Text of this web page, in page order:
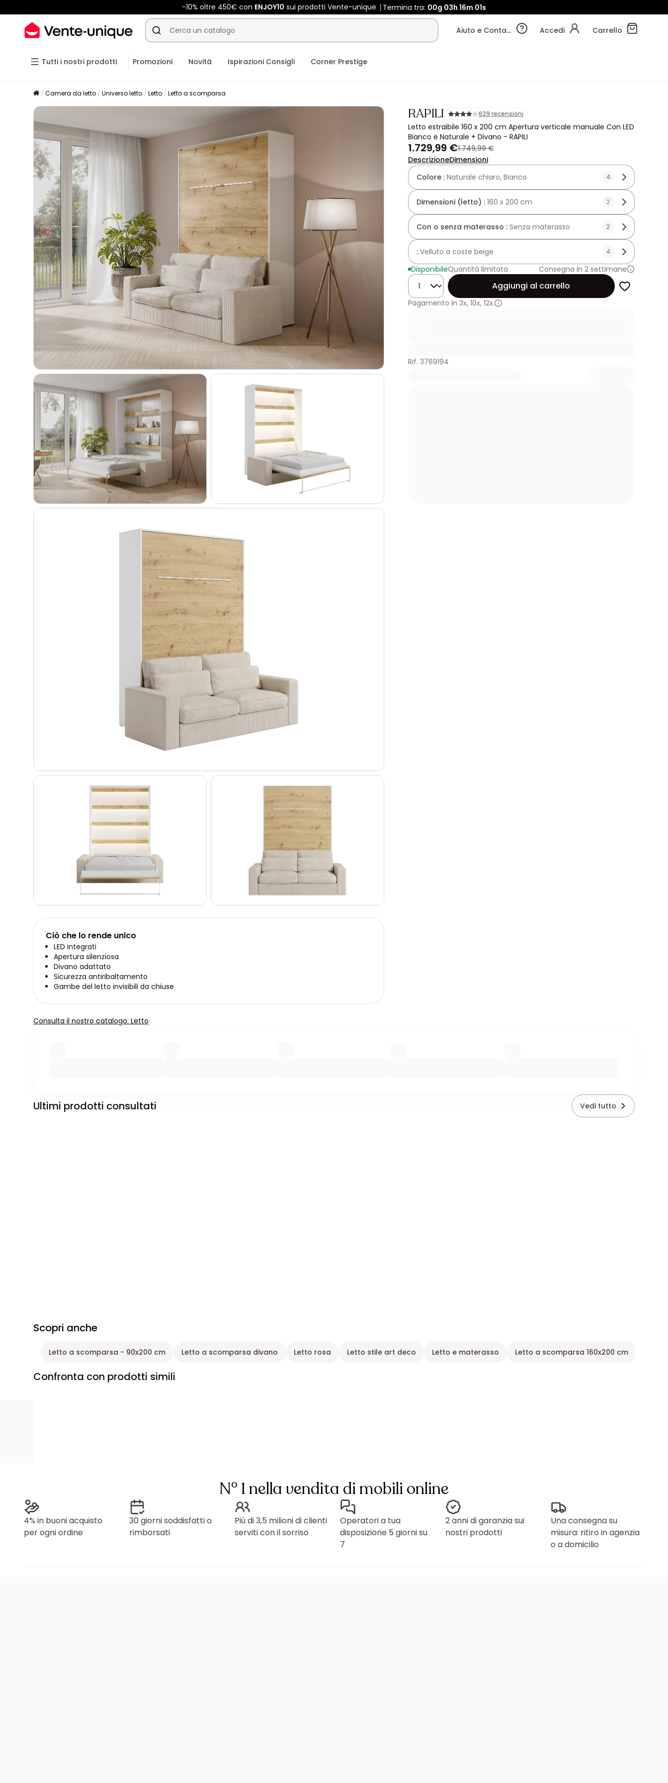
-10% oltre 450€ con ENJOY10sui prodotti Vente-unique Termina tra: 00g 03h 15m 59s
Aiuto e Contatti Accedi Carrello
Tutti i nostri prodotti Promozioni Novità Ispirazioni Consigli Corner Prestige
Camera da letto Universo letto Letto Letto a scomparsa
RAPILI 629 recensioni
Letto estraibile 160 x 200 cm Apertura verticale manuale Con LED
Bianco e Naturale + Divano - RAPILI
1.729,99 €1.749,99 €
DescrizioneDimensioni
Colore : Naturale chiaro, Bianco 4
Dimensioni (letto) : 160 x 200 cm 2
Con o senza materasso : Senza materasso 2
: Velluto a coste beige 4
DisponibileQuantità limitata
Consegna in 2 settimane
Quantità
Aggiungi al carrello
Pagamento in 3x, 10x, 12x.
Rif. 3769194
Ciò che lo rende unico
LED integrati
Apertura silenziosa
Divano adattato
Sicurezza antiribaltamento
Gambe del letto invisibili da chiuse
Consulta il nostro catalogo: Letto
Ultimi prodotti consultati Vedi tutto
Scopri anche
Letto a scomparsa - 90x200 cm Letto a scomparsa divano Letto rosa Letto stile art deco Letto e materasso Letto a scomparsa 160x200 cm
Confronta con prodotti simili
N° 1 nella vendita di mobili online
4% in buoni acquisto
per ogni ordine
30 giorni soddisfatti o
rimborsati
Più di 3,5 milioni di clienti
serviti con il sorriso
Operatori a tua
disposizione 5 giorni su
7
2 anni di garanzia sui
nostri prodotti
Una consegna su
misura: ritiro in agenzia
o a domicilio